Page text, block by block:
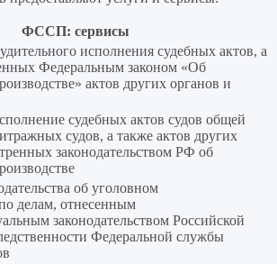
ФССП: сервисы
исполнения судебных актов, а
Федеральным законом «Об
актов других органов и
судебных актов судов общей
судов, а также актов других
законодательством РФ об
об уголовном
делам, отнесенным
законодательством Российской
Федеральной службы